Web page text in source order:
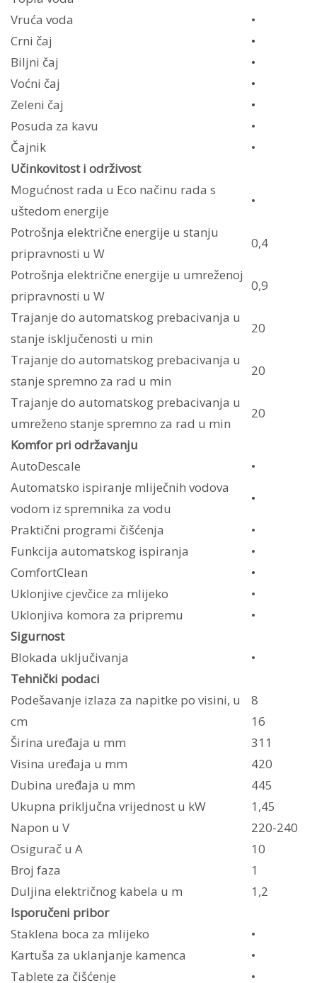
Vruća voda
•
Crni čaj
•
Biljni čaj
•
Voćni čaj
•
Zeleni čaj
•
Posuda za kavu
•
Čajnik
•
Učinkovitost i održivost
Mogućnost rada u Eco načinu rada s
uštedom energije
•
Potrošnja električne energije u stanju
pripravnosti u W
0,4
Potrošnja električne energije u umreženoj
pripravnosti u W
0,9
Trajanje do automatskog prebacivanja u
stanje isključenosti u min
20
Trajanje do automatskog prebacivanja u
stanje spremno za rad u min
20
Trajanje do automatskog prebacivanja u
umreženo stanje spremno za rad u min
20
Komfor pri održavanju
AutoDescale
•
Automatsko ispiranje mliječnih vodova
vodom iz spremnika za vodu
•
Praktični programi čišćenja
•
Funkcija automatskog ispiranja
•
ComfortClean
•
Uklonjive cjevčice za mlijeko
•
Uklonjiva komora za pripremu
•
Sigurnost
Blokada uključivanja
•
Tehnički podaci
Podešavanje izlaza za napitke po visini, u
cm
8
16
Širina uređaja u mm
311
Visina uređaja u mm
420
Dubina uređaja u mm
445
Ukupna priključna vrijednost u kW
1,45
Napon u V
220-240
Osigurač u A
10
Broj faza
1
Duljina električnog kabela u m
1,2
Isporučeni pribor
Staklena boca za mlijeko
•
Kartuša za uklanjanje kamenca
•
Tablete za čišćenje
•